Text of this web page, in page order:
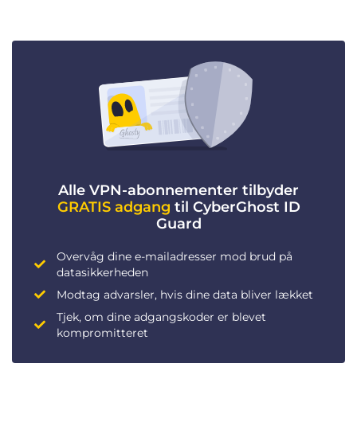
Alle VPN-abonnementer tilbyder
GRATIS adgang til CyberGhost ID
Guard
Overvåg dine e-mailadresser mod brud på
datasikkerheden
Modtag advarsler, hvis dine data bliver lækket
Tjek, om dine adgangskoder er blevet
kompromitteret